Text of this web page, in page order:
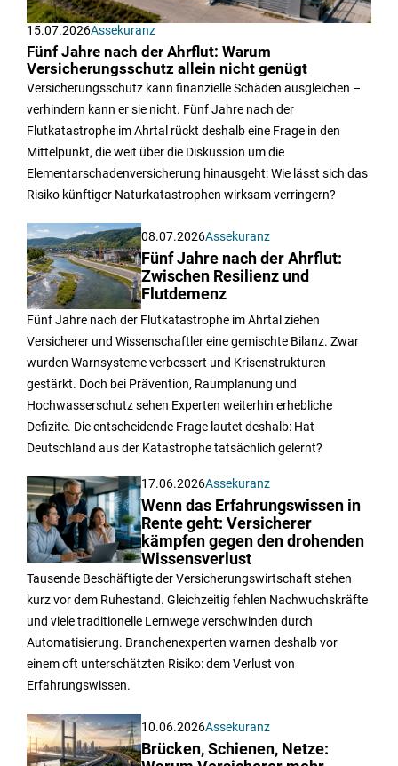
15.07.2026Assekuranz
Fünf Jahre nach der Ahrflut: Warum
Versicherungsschutz allein nicht genügt
Versicherungsschutz kann finanzielle Schäden ausgleichen –
verhindern kann er sie nicht. Fünf Jahre nach der
Flutkatastrophe im Ahrtal rückt deshalb eine Frage in den
Mittelpunkt, die weit über die Diskussion um die
Elementarschadenversicherung hinausgeht: Wie lässt sich das
Risiko künftiger Naturkatastrophen wirksam verringern?
08.07.2026Assekuranz
Fünf Jahre nach der Ahrflut:
Zwischen Resilienz und
Flutdemenz
Fünf Jahre nach der Flutkatastrophe im Ahrtal ziehen
Versicherer und Wissenschaftler eine gemischte Bilanz. Zwar
wurden Warnsysteme verbessert und Krisenstrukturen
gestärkt. Doch bei Prävention, Raumplanung und
Hochwasserschutz sehen Experten weiterhin erhebliche
Defizite. Die entscheidende Frage lautet deshalb: Hat
Deutschland aus der Katastrophe tatsächlich gelernt?
17.06.2026Assekuranz
Wenn das Erfahrungswissen in
Rente geht: Versicherer
kämpfen gegen den drohenden
Wissensverlust
Tausende Beschäftigte der Versicherungswirtschaft stehen
kurz vor dem Ruhestand. Gleichzeitig fehlen Nachwuchskräfte
und viele traditionelle Lernwege verschwinden durch
Automatisierung. Branchenexperten warnen deshalb vor
einem oft unterschätzten Risiko: dem Verlust von
Erfahrungswissen.
10.06.2026Assekuranz
Brücken, Schienen, Netze: